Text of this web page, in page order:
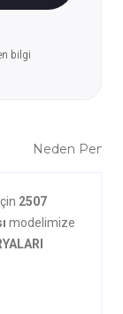
bilgi
Neden Penta?
2507
modelimize